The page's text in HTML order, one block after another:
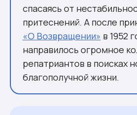
спасаясь от
притеснений. А после
«О Возвращении» в 1952
направилось огромное
репатриантов в поисках
благополучной жизни.